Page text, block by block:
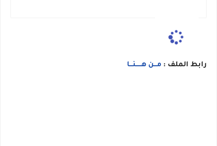
رابط الملف : مـــن هــــــنـــا